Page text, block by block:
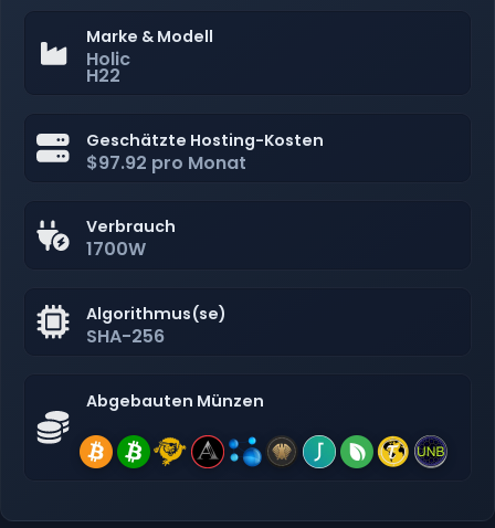
Marke & Modell
Holic
H22
Geschätzte Hosting-Kosten
$97.92 pro Monat
Verbrauch
1700W
Algorithmus(se)
SHA-256
Abgebauten Münzen